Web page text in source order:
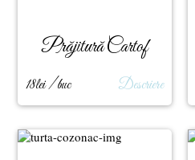
Prăjitură Cartof
18lei / buc Descriere